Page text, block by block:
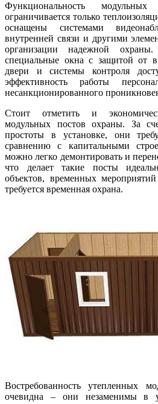
Функциональность
ограничивается только
оснащены системами
внутренней связи и другими
организации надежной
специальные окна с защитой от
двери и системы контроля
эффективность работы
несанкционированного
Стоит отметить и
модульных постов охраны. За
простоты в установке, они
сравнению с капитальными
можно легко демонтировать и
что делает такие посты
объектов, временных
требуется временная охрана.
Востребованность утепленных
очевидна – они незаменимы в